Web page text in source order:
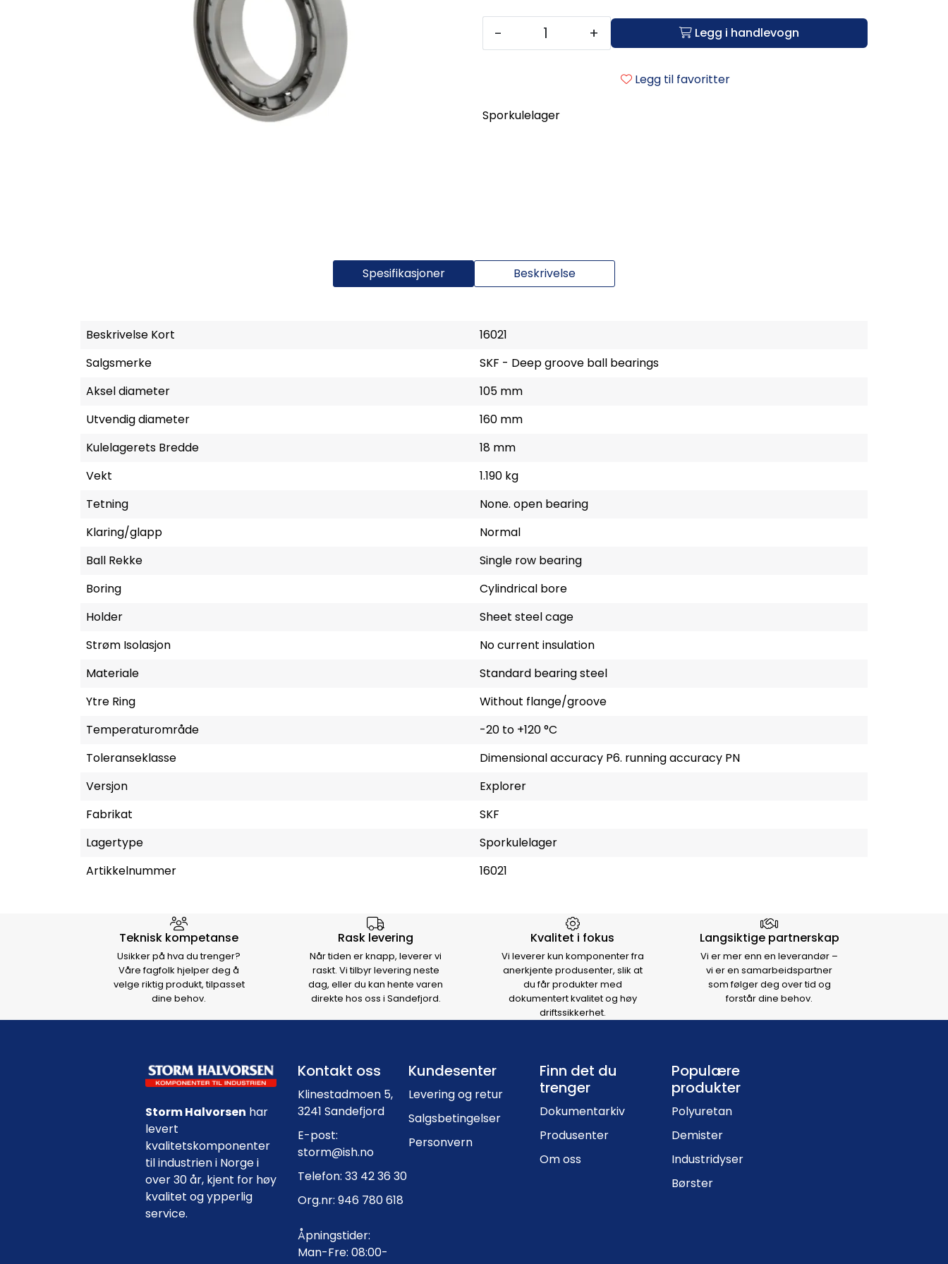
- + Legg i handlevogn
Legg til favoritter
Sporkulelager
Spesifikasjoner Beskrivelse
Beskrivelse Kort
16021
Salgsmerke
SKF - Deep groove ball bearings
Aksel diameter
105 mm
Utvendig diameter
160 mm
Kulelagerets Bredde
18 mm
Vekt
1.190 kg
Tetning
None. open bearing
Klaring/glapp
Normal
Ball Rekke
Single row bearing
Boring
Cylindrical bore
Holder
Sheet steel cage
Strøm Isolasjon
No current insulation
Materiale
Standard bearing steel
Ytre Ring
Without flange/groove
Temperaturområde
-20 to +120 °C
Toleranseklasse
Dimensional accuracy P6. running accuracy PN
Versjon
Explorer
Fabrikat
SKF
Lagertype
Sporkulelager
Artikkelnummer
16021
Hvorfor velge Storm Halvorsen
Teknisk kompetanse
Usikker på hva du trenger?
Våre fagfolk hjelper deg å
velge riktig produkt, tilpasset
dine behov.
Rask levering
Når tiden er knapp, leverer vi
raskt. Vi tilbyr levering neste
dag, eller du kan hente varen
direkte hos oss i Sandefjord.
Kvalitet i fokus
Vi leverer kun komponenter fra
anerkjente produsenter, slik at
du får produkter med
dokumentert kvalitet og høy
driftssikkerhet.
Langsiktige partnerskap
Vi er mer enn en leverandør –
vi er en samarbeidspartner
som følger deg over tid og
forstår dine behov.
Footer navigation
Storm Halvorsen har
levert
kvalitetskomponenter
til industrien i Norge i
over 30 år, kjent for høy
kvalitet og ypperlig
service.
Kontakt oss
Klinestadmoen 5,
3241 Sandefjord
E-post:
storm@ish.no
Telefon: 33 42 36 30
Org.nr: 946 780 618
Åpningstider:
Man-Fre: 08:00-
Kundesenter
Levering og retur
Salgsbetingelser
Personvern
Finn det du
trenger
Dokumentarkiv
Produsenter
Om oss
Populære
produkter
Polyuretan
Demister
Industridyser
Børster